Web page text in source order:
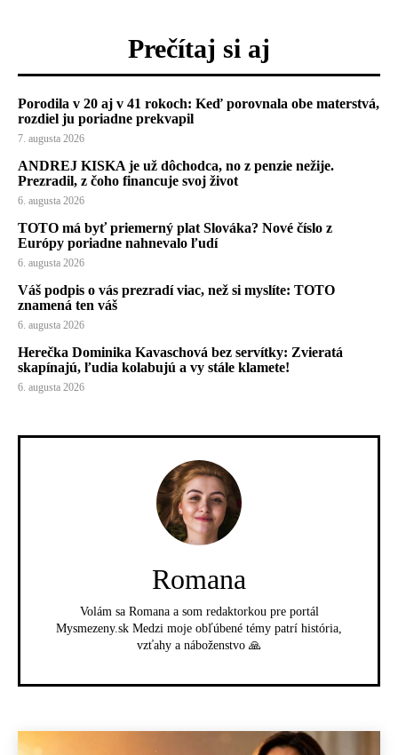
Prečítaj si aj
Porodila v 20 aj v 41 rokoch: Keď porovnala obe materstvá,
rozdiel ju poriadne prekvapil
7. augusta 2026
ANDREJ KISKA je už dôchodca, no z penzie nežije.
Prezradil, z čoho financuje svoj život
6. augusta 2026
TOTO má byť priemerný plat Slováka? Nové číslo z
Európy poriadne nahnevalo ľudí
6. augusta 2026
Váš podpis o vás prezradí viac, než si myslíte: TOTO
znamená ten váš
6. augusta 2026
Herečka Dominika Kavaschová bez servítky: Zvieratá
skapínajú, ľudia kolabujú a vy stále klamete!
6. augusta 2026
Romana
Volám sa Romana a som redaktorkou pre portál
Mysmezeny.sk Medzi moje obľúbené témy patrí história,
vzťahy a náboženstvo 🙏